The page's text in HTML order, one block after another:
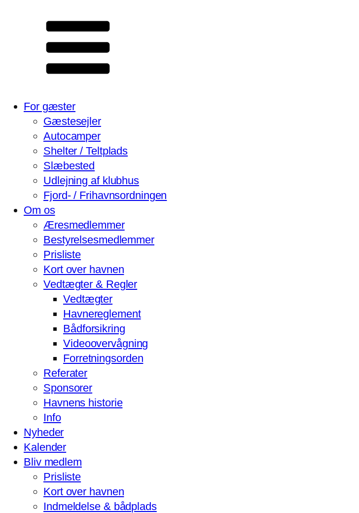
For gæster
Gæstesejler
Autocamper
Shelter / Teltplads
Slæbested
Udlejning af klubhus
Fjord- / Frihavnsordningen
Om os
Æresmedlemmer
Bestyrelsesmedlemmer
Prisliste
Kort over havnen
Vedtægter & Regler
Vedtægter
Havnereglement
Bådforsikring
Videoovervågning
Forretningsorden
Referater
Sponsorer
Havnens historie
Info
Nyheder
Kalender
Bliv medlem
Prisliste
Kort over havnen
Indmeldelse & bådplads